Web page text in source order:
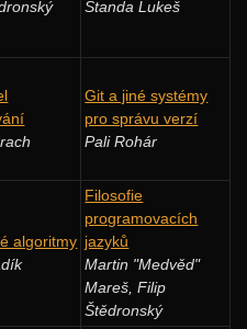
Standa Lukeš
Git a jiné systémy
pro správu verzí
Pali Rohár
algoritmy
Filosofie
programovacích
jazyků
Martin "Medvěd"
Mareš, Filip
Štědronský